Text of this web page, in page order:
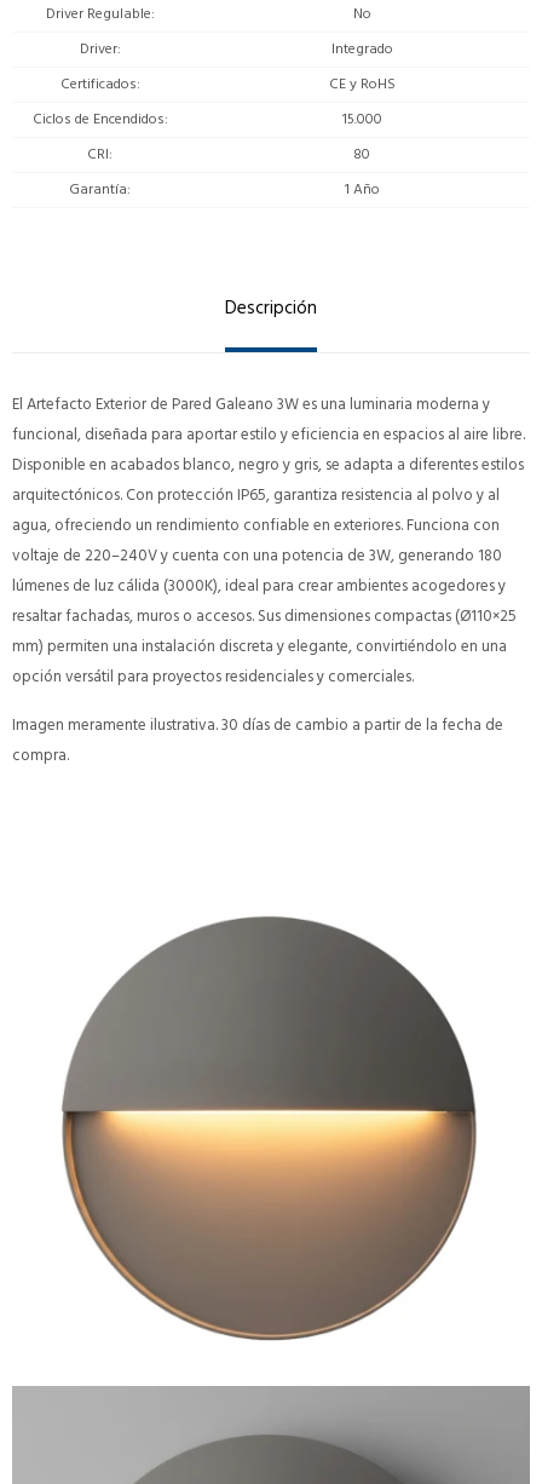
Driver Regulable
No
Driver
Integrado
Certificados
CE y RoHS
Ciclos de Encendidos
15.000
CRI
80
Garantía
1 Año
Descripción
El Artefacto Exterior de Pared Galeano 3W es una luminaria moderna y
funcional, diseñada para aportar estilo y eficiencia en espacios al aire libre.
Disponible en acabados blanco, negro y gris, se adapta a diferentes estilos
arquitectónicos. Con protección IP65, garantiza resistencia al polvo y al
agua, ofreciendo un rendimiento confiable en exteriores. Funciona con
voltaje de 220–240V y cuenta con una potencia de 3W, generando 180
lúmenes de luz cálida (3000K), ideal para crear ambientes acogedores y
resaltar fachadas, muros o accesos. Sus dimensiones compactas (Ø110×25
mm) permiten una instalación discreta y elegante, convirtiéndolo en una
opción versátil para proyectos residenciales y comerciales.
Imagen meramente ilustrativa. 30 días de cambio a partir de la fecha de
compra.